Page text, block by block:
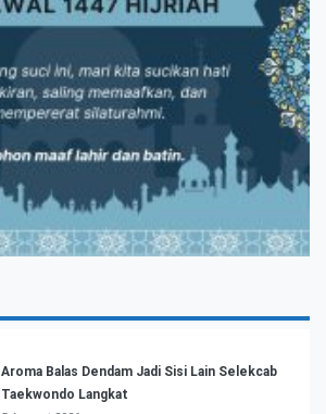
Aroma Balas Dendam Jadi Sisi Lain Selekcab
Taekwondo Langkat